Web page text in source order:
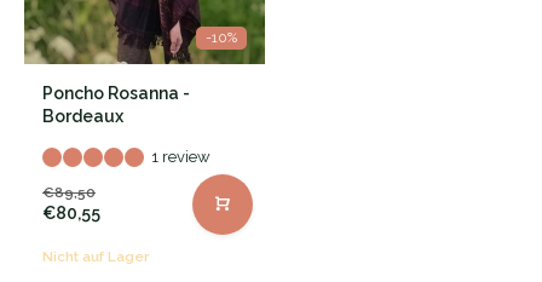
-10%
Poncho Rosanna -
Bordeaux
1 review
€89,50
€80,55
Nicht auf Lager